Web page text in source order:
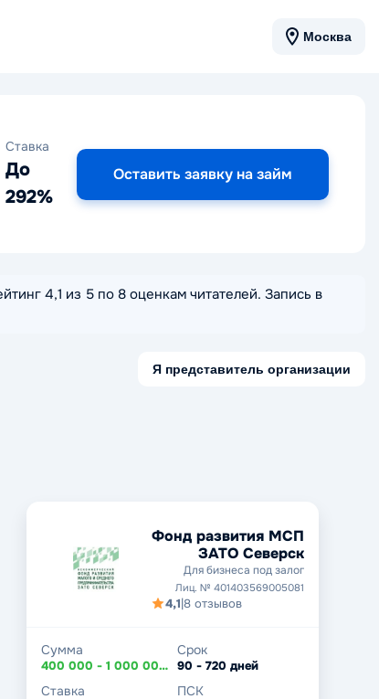
Москва
Ставка
До
292%
Оставить заявку на займ
4,1 из 5 по 8 оценкам читателей. Запись в
Я представитель организации
Фонд развития МСП
ЗАТО Северск
Для бизнеса под залог
Лиц. № 401403569005081
4,1|8 отзывов
Сумма
400 000 - 1 000 000₽
Срок
90 - 720 дней
Ставка ПСК